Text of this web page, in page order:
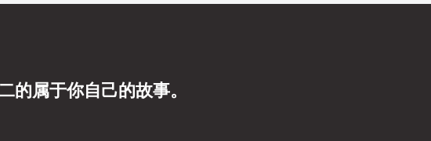
的属于你自己的故事。